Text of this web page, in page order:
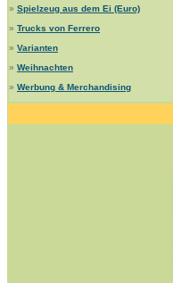
» Spielzeug aus dem Ei (Euro)
» Trucks von Ferrero
» Varianten
» Weihnachten
» Werbung & Merchandising